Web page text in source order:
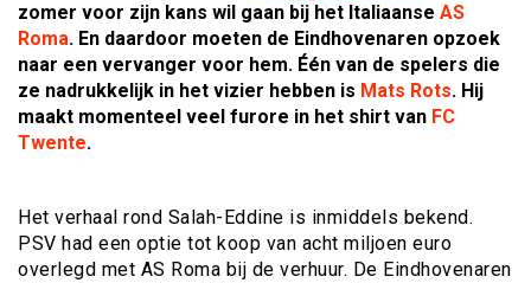
zomer voor zijn kans wil gaan bij het Italiaanse AS
Roma. En daardoor moeten de Eindhovenaren opzoek
naar een vervanger voor hem. Één van de spelers die
ze nadrukkelijk in het vizier hebben is Mats Rots. Hij
maakt momenteel veel furore in het shirt van FC
Twente.
Het verhaal rond Salah-Eddine is inmiddels bekend.
PSV had een optie tot koop van acht miljoen euro
overlegd met AS Roma bij de verhuur. De Eindhovenaren